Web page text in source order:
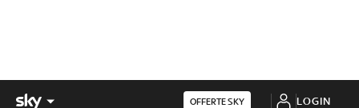
OFFERTE SKY LOGIN